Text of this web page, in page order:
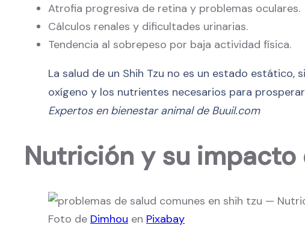
Atrofia progresiva de retina y problemas oculares.
Cálculos renales y dificultades urinarias.
Tendencia al sobrepeso por baja actividad física.
La salud de un Shih Tzu no es un estado
oxígeno y los nutrientes necesarios para
Expertos en bienestar animal de Buuil.com
Nutrición y su impacto
Foto de Dimhou en Pixabay